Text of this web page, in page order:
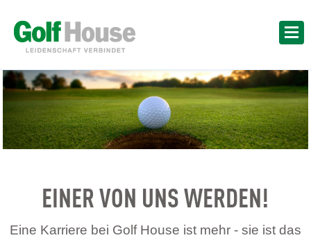
EINER VON UNS WERDEN!
Eine Karriere bei Golf House ist mehr - sie ist das